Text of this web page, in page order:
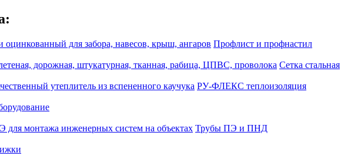
для забора, навесов, крыш, ангаров Профлист и профнастил
дорожная, штукатурная, тканная, рабица, ЦПВС, проволока Сетка стальная
утеплитель из вспененного каучука РУ-ФЛЕКС теплоизоляция
монтажа инженерных систем на объектах Трубы ПЭ и ПНД